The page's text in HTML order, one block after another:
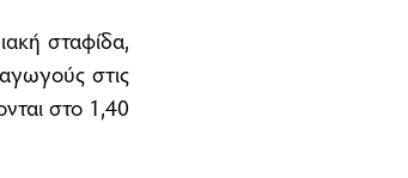
σταφίδα,
στις
στο 1,40